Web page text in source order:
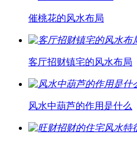
催桃花的风水布局
客厅招财镇宅的风水布局
风水中葫芦的作用是什么